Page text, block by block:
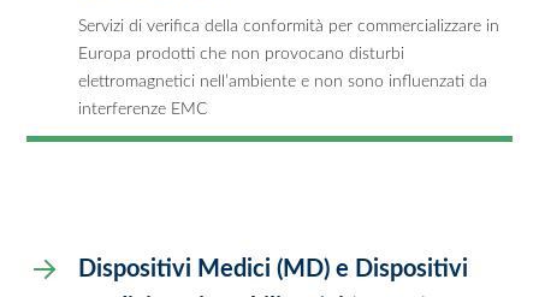
Servizi di verifica della conformità per commercializzare in
Europa prodotti che non provocano disturbi
elettromagnetici nell’ambiente e non sono influenzati da
interferenze EMC
Dispositivi Medici (MD) e Dispositivi